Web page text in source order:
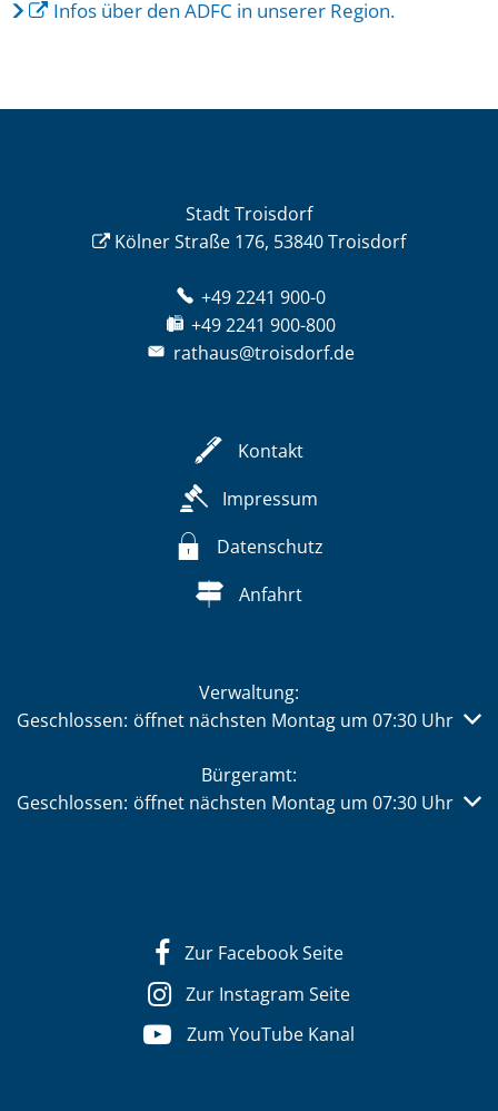
Infos über den ADFC in unserer Region.
Stadt Troisdorf
Kölner Straße 176, 53840 Troisdorf
+49 2241 900-0
+49 2241 900-800
rathaus@troisdorf.de
Kontakt
Impressum
Datenschutz
Anfahrt
Verwaltung:
Klicken, um weitere Öffnungs- oder Schließzeiten
Geschlossen: öffnet nächsten Montag um 07:30 Uhr
Bürgeramt:
Klicken, um weitere Öffnungs- oder Schließzeiten
Geschlossen: öffnet nächsten Montag um 07:30 Uhr
Zur Facebook Seite
Zur Instagram Seite
Zum YouTube Kanal